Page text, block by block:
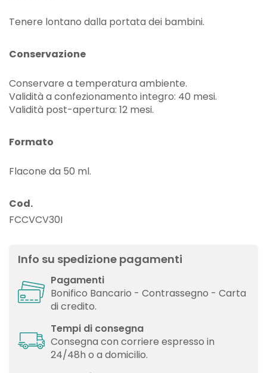
Tenere lontano dalla portata dei bambini.
Conservazione
Conservare a temperatura ambiente.
Validità a confezionamento integro: 40 mesi.
Validità post-apertura: 12 mesi.
Formato
Flacone da 50 ml.
Cod.
FCCVCV30I
Info su spedizione pagamenti
Pagamenti
Bonifico Bancario - Contrassegno - Carta
di credito.
Tempi di consegna
Consegna con corriere espresso in
24/48h o a domicilio.